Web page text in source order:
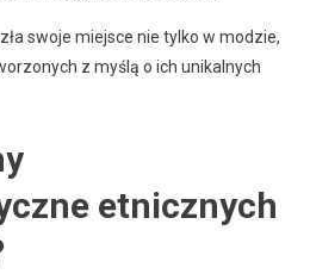
swoje miejsce nie tylko w modzie,
z myślą o ich unikalnych
etnicznych